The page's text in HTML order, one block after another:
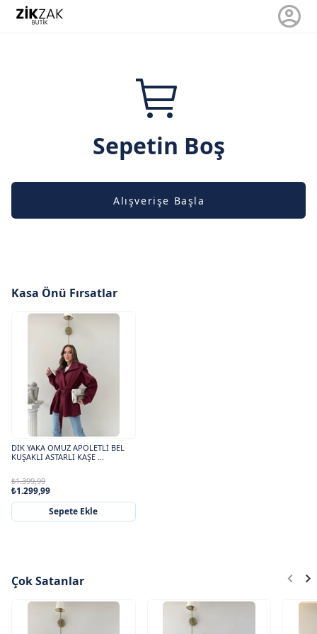
Sepetin Boş
Alışverişe Başla
Kasa Önü Fırsatlar
DİK YAKA OMUZ APOLETLİ BEL
KUŞAKLI ASTARLI KAŞE ...
₺1.399,99
₺1.299,99
Sepete Ekle
Çok Satanlar